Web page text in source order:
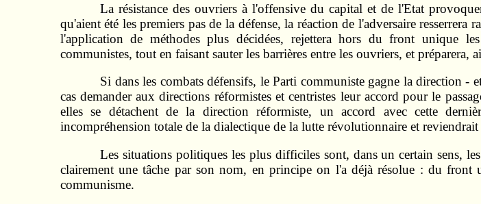
La résistance des ouvriers à l'offensive du capital et de l'Etat
qu'aient été les premiers pas de la défense, la réaction de l'adversaire
l'application de méthodes plus décidées, rejettera hors du front unique
communistes, tout en faisant sauter les barrières entre les ouvriers, et préparera,
Si dans les combats défensifs, le Parti communiste gagne la direction
cas demander aux directions réformistes et centristes leur accord pour le
elles se détachent de la direction réformiste, un accord avec cette
incompréhension totale de la dialectique de la lutte révolutionnaire et
Les situations politiques les plus difficiles sont, dans un certain sens,
clairement une tâche par son nom, en principe on l'a déjà résolue : du
communisme.